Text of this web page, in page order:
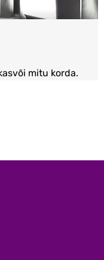
mitu korda.